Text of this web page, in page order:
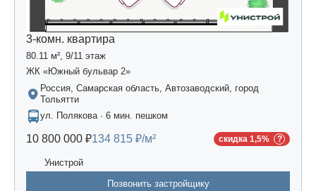
3-комн. квартира
80.11 м², 9/11 этаж
ЖК «Южный бульвар 2»
Россия, Самарская область, Автозаводский, город
Тольятти
ул. Полякова · 6 мин. пешком
10 800 000 ₽134 815 ₽/м² скидка 1,5%
Унистрой
Позвонить застройщику